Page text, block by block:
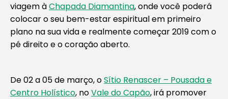
viagem àChapada Diamantina, onde você poderá
colocar o seu bem-estar espiritual em primeiro
plano na sua vida e realmente começar 2019 com o
pé direito e o coração aberto.
De 02 a 05 de março, oSítio Renascer – Pousada e
Centro Holístico, noVale do Capão, irá promover